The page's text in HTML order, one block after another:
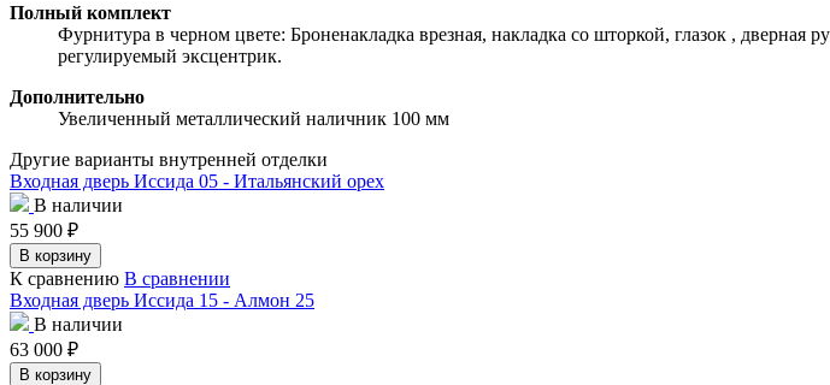
Полный комплект
Фурнитура в черном цвете: Броненакладка врезная, накладка со шторкой, глазок ,
регулируемый эксцентрик.
Дополнительно
Увеличенный металлический наличник 100 мм
Другие варианты внутренней отделки
Входная дверь Иссида 05 - Итальянский орех
В наличии
55 900 ₽
В корзину
К сравнению В сравнении
Входная дверь Иссида 15 - Алмон 25
В наличии
63 000 ₽
В корзину